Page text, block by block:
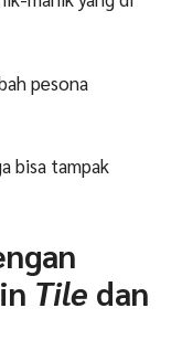
pesona
bisa tampak
Tile dan